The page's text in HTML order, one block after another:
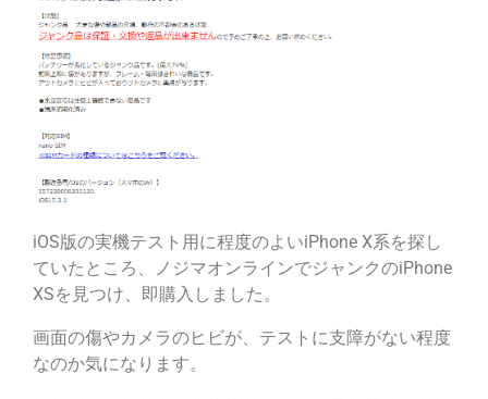
iOS版の実機テスト用に程度のよいiPhone X系を探し
ていたところ、ノジマオンラインでジャンクのiPhone
XSを見つけ、即購入しました。
画面の傷やカメラのヒビが、テストに支障がない程度
なのか気になります。